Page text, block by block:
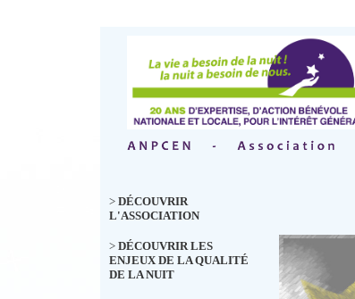
> DÉCOUVRIR
L'ASSOCIATION
> DÉCOUVRIR LES
ENJEUX DE LA QUALITÉ
DE LA NUIT